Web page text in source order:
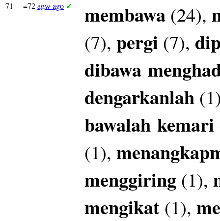
71 =72 agw ago ✔ membawa (24),
(7), pergi (7),
dibawa
dengarkanlah
bawalah kemari
(1),
menggiring (1),
mengikat (1),